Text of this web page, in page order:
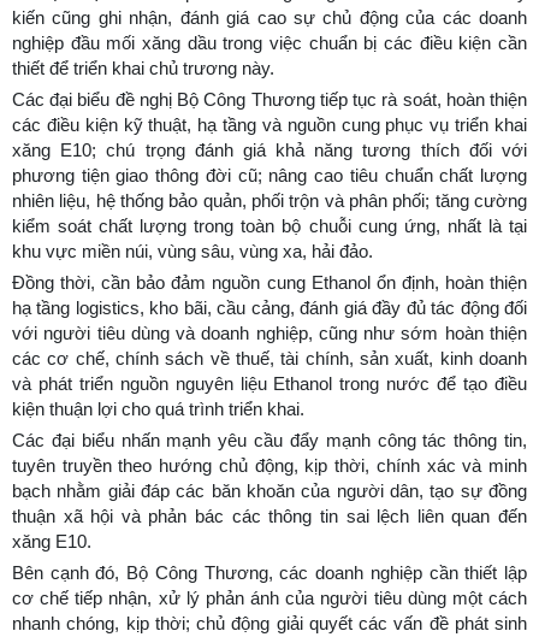
kiến cũng ghi nhận, đánh giá cao sự chủ động của các doanh
nghiệp đầu mối xăng dầu trong việc chuẩn bị các điều kiện cần
thiết để triển khai chủ trương này.
Các đại biểu đề nghị Bộ Công Thương tiếp tục rà soát, hoàn thiện
các điều kiện kỹ thuật, hạ tầng và nguồn cung phục vụ triển khai
xăng E10; chú trọng đánh giá khả năng tương thích đối với
phương tiện giao thông đời cũ; nâng cao tiêu chuẩn chất lượng
nhiên liệu, hệ thống bảo quản, phối trộn và phân phối; tăng cường
kiểm soát chất lượng trong toàn bộ chuỗi cung ứng, nhất là tại
khu vực miền núi, vùng sâu, vùng xa, hải đảo.
Đồng thời, cần bảo đảm nguồn cung Ethanol ổn định, hoàn thiện
hạ tầng logistics, kho bãi, cầu cảng, đánh giá đầy đủ tác động đối
với người tiêu dùng và doanh nghiệp, cũng như sớm hoàn thiện
các cơ chế, chính sách về thuế, tài chính, sản xuất, kinh doanh
và phát triển nguồn nguyên liệu Ethanol trong nước để tạo điều
kiện thuận lợi cho quá trình triển khai.
Các đại biểu nhấn mạnh yêu cầu đẩy mạnh công tác thông tin,
tuyên truyền theo hướng chủ động, kịp thời, chính xác và minh
bạch nhằm giải đáp các băn khoăn của người dân, tạo sự đồng
thuận xã hội và phản bác các thông tin sai lệch liên quan đến
xăng E10.
Bên cạnh đó, Bộ Công Thương, các doanh nghiệp cần thiết lập
cơ chế tiếp nhận, xử lý phản ánh của người tiêu dùng một cách
nhanh chóng, kịp thời; chủ động giải quyết các vấn đề phát sinh